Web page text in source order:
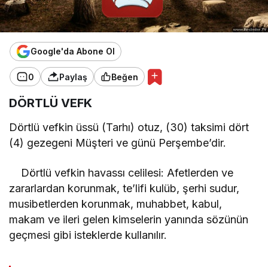
Google'da Abone Ol
0 Paylaş Beğen
DÖRTLÜ VEFK
Dörtlü vefkin üssü (Tarhı) otuz, (30) taksimi dört
(4) gezegeni Müşteri ve günü Perşembe’dir.
Dörtlü vefkin havassı celilesi: Afetlerden ve
zararlardan korunmak, te’lifi kulüb, şerhi sudur,
musibetlerden korunmak, muhabbet, kabul,
makam ve ileri gelen kimselerin yanında sözünün
geçmesi gibi isteklerde kullanılır.